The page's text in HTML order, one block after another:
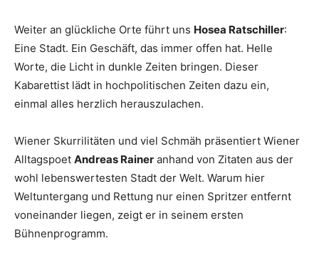
Weiter an glückliche Orte führt uns Hosea Ratschiller:
Eine Stadt. Ein Geschäft, das immer offen hat. Helle
Worte, die Licht in dunkle Zeiten bringen. Dieser
Kabarettist lädt in hochpolitischen Zeiten dazu ein,
einmal alles herzlich herauszulachen.
Wiener Skurrilitäten und viel Schmäh präsentiert Wiener
Alltagspoet Andreas Rainer anhand von Zitaten aus der
wohl lebenswertesten Stadt der Welt. Warum hier
Weltuntergang und Rettung nur einen Spritzer entfernt
voneinander liegen, zeigt er in seinem ersten
Bühnenprogramm.